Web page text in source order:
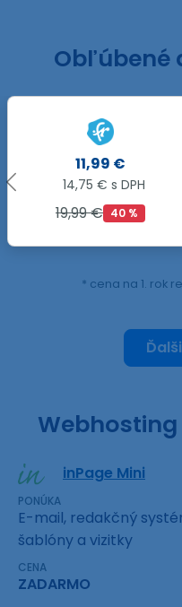
Obľúbené
18 €
22,14 € s DPH
51,90 € 65 %
* cena na 1. rok
inPage Mini
PONÚKA
E-mail, redakčný
šablóny a vizitky
CENA
ZADARMO